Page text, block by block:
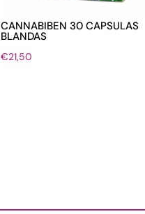
CANNABIBEN 30 CAPSULAS
BLANDAS
€21,50